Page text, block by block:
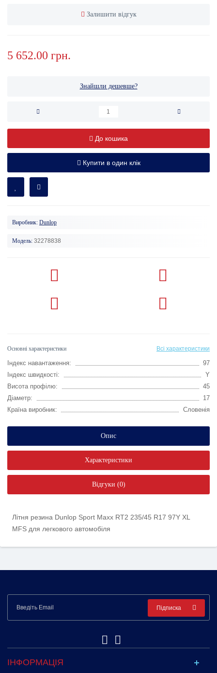
Залишити відгук
5 652.00 грн.
Знайшли дешевше?
До кошика
Купити в один клік
Виробник: Dunlop
Модель: 32278838
Основні характеристики Всі характеристики
Індекс навантаження:
97
Індекс швидкості:
Y
Висота профілю:
45
Діаметр:
17
Країна виробник:
Словенія
Опис
Характеристики
Відгуки (0)
Літня резина Dunlop Sport Maxx RT2 235/45 R17 97Y XL
MFS для легкового автомобіля
Підписка
ІНФОРМАЦІЯ